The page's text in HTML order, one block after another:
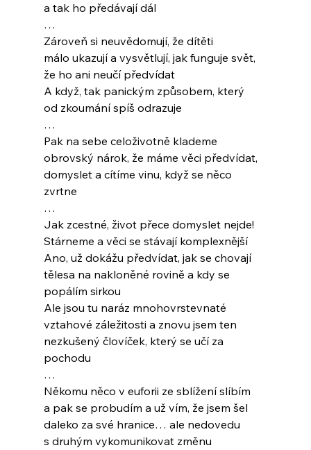
a tak ho předávají dál
…
Zároveň si neuvědomují, že dítěti
málo ukazují a vysvětlují, jak funguje svět,
že ho ani neučí předvídat
A když, tak panickým způsobem, který
od zkoumání spíš odrazuje
…
Pak na sebe celoživotně klademe
obrovský nárok, že máme věci předvídat,
domyslet a cítíme vinu, když se něco
zvrtne
…
Jak zcestné, život přece domyslet nejde!
Stárneme a věci se stávají komplexnější
Ano, už dokážu předvídat, jak se chovají
tělesa na nakloněné rovině a kdy se
popálím sirkou
Ale jsou tu naráz mnohovrstevnaté
vztahové záležitosti a znovu jsem ten
nezkušený človíček, který se učí za
pochodu
…
Někomu něco v euforii ze sblížení slíbím
a pak se probudím a už vím, že jsem šel
daleko za své hranice… ale nedovedu
s druhým vykomunikovat změnu